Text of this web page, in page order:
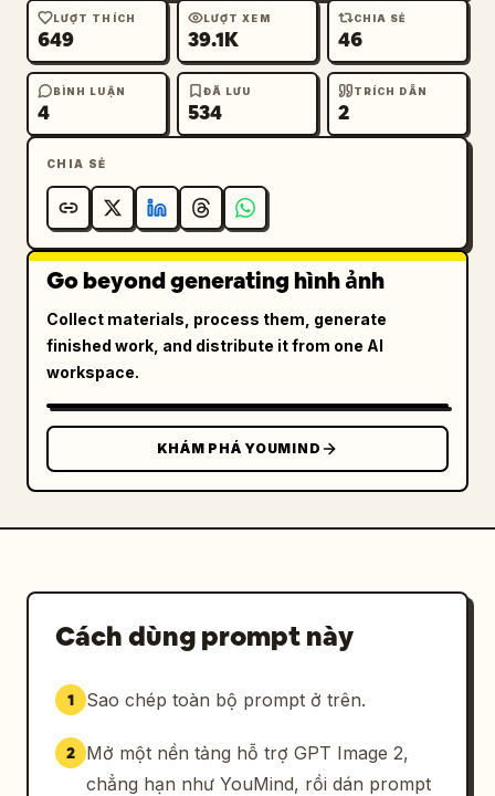
LƯỢT THÍCH
649
LƯỢT XEM
39.1K
CHIA SẺ
46
BÌNH LUẬN
4
ĐÃ LƯU
534
TRÍCH DẪN
2
CHIA SẺ
Go beyond generating hình ảnh
Collect materials, process them, generate
finished work, and distribute it from one AI
workspace.
KHÁM PHÁ YOUMIND
Cách dùng prompt này
1 Sao chép toàn bộ prompt ở trên.
2
Mở một nền tảng hỗ trợ GPT Image 2,
chẳng hạn như YouMind, rồi dán prompt